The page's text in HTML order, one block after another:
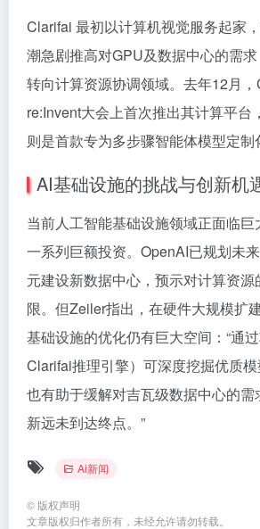
Clarifai 最初以计算机视觉服务起家
潮急剧推高对GPU及数据中心的需
转向计算资源协调领域。去年12月
re:Invent大会上首次推出其计算平台
则是首款专为多步骤智能体模型定制
AI基础设施的挑战与创新机
当前人工智能基础设施领域正面临巨
一系列巨额投资。OpenAI已规划未
元建设新数据中心，预示对计算资
限。但Zeiler指出，在硬件大规模扩
基础设施的优化仍有巨大空间：“通
Clarifai推理引擎）可深度挖掘优质
也有助于缓解对吉瓦级数据中心的
新远未到达终点。”
Ai新闻
© 版权声明
文章版权归作者所有，未经允许请勿转载。